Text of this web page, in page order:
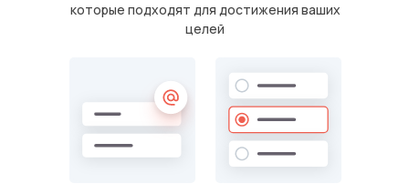
которые подходят для достижения ваших
целей